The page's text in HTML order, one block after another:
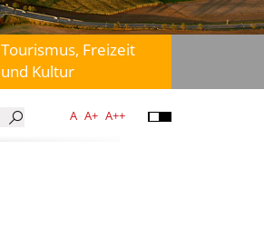
Tourismus, Freizeit
und Kultur
A A+ A++